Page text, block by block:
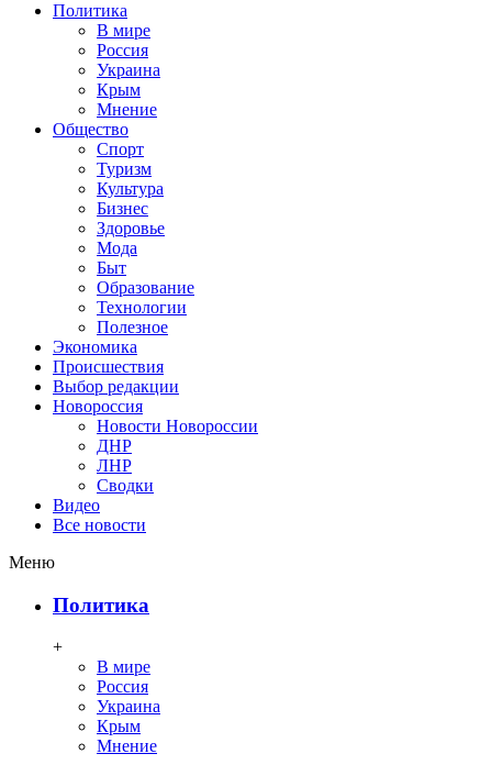
Политика
В мире
Россия
Украина
Крым
Мнение
Общество
Спорт
Туризм
Культура
Бизнес
Здоровье
Мода
Быт
Образование
Технологии
Полезное
Экономика
Происшествия
Выбор редакции
Новороссия
Новости Новороссии
ДНР
ЛНР
Сводки
Видео
Все новости
Меню
Политика
+
В мире
Россия
Украина
Крым
Мнение